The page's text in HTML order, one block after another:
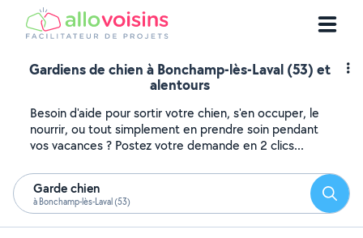
Gardiens de chien à Bonchamp-lès-Laval (53) et
alentours
Besoin d'aide pour sortir votre chien, s'en occuper, le
nourrir, ou tout simplement en prendre soin pendant
vos vacances ? Postez votre demande en 2 clics...
Garde chien
à Bonchamp-lès-Laval (53)